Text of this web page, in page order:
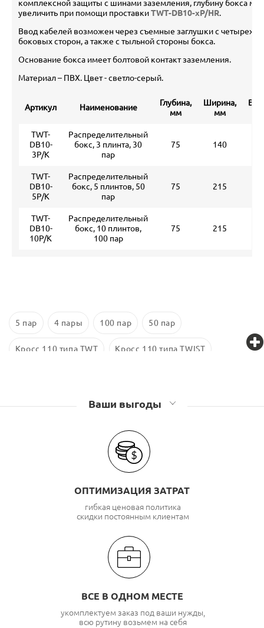
комплексной защиты с шинами заземления, глубину бокса
увеличить при помощи проставкиTWT-DB10-xP/HR.
Ввод кабелей возможен через съемные заглушки c четырех
боковых сторон, а также с тыльной стороны бокса.
Основание бокса имеет болтовой контакт заземления.
Материал – ПВХ. Цвет - светло-серый.
Артикул Наименование
Глубина,
мм
Ширина,
мм
TWT-
DB10-
3P/K
Распределительный
бокс, 3 плинта, 30
пар
75 140
TWT-
DB10-
5P/K
Распределительный
бокс, 5 плинтов, 50
пар
75 215
TWT-
DB10-
10P/K
Распределительный
бокс, 10 плинтов,
100 пар
75 215
5 пар 4 пары 100 пар 50 пар
Кросс 110 типа TWT Кросс 110 типа TWIST
Ваши выгоды
ОПТИМИЗАЦИЯ ЗАТРАТ
гибкая ценовая политика
скидки постоянным клиентам
ВСЕ В ОДНОМ МЕСТЕ
укомплектуем заказ под ваши нужды,
всю рутину возьмем на себя